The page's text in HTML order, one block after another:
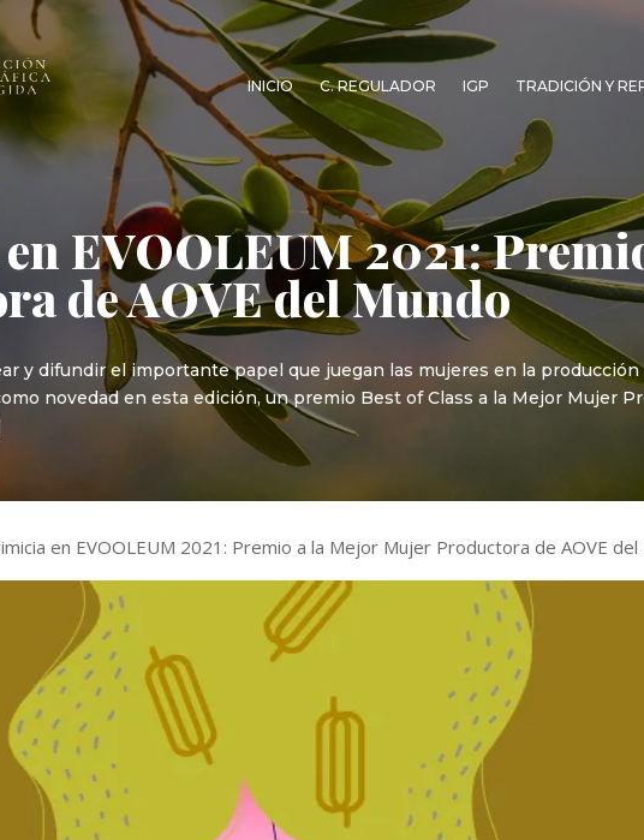
INICIO C. REGULADOR IGP TRADICIÓN Y
EVOOLEUM 2021:
de AOVE del Mundo
y difundir el importante papel que juegan las mujeres en la
novedad en esta edición, un premio Best of Class a la Mejor Mujer
en EVOOLEUM 2021: Premio a la Mejor Mujer Productora de AOVE del